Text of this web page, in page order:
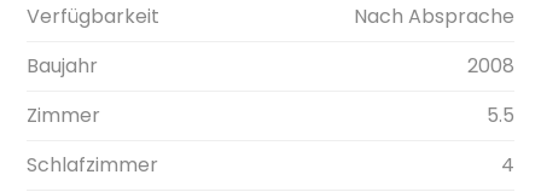
Verfügbarkeit
Nach Absprache
Baujahr
2008
Zimmer
5.5
Schlafzimmer
4